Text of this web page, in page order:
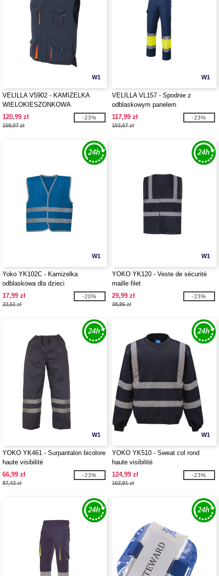
W1
VELILLA V5902 - KAMIZELKA
WIELOKIESZONKOWA
DWUKOLOROWA PIKOWANA
120,99 zł
158,07 zł
-23%
W1
VELILLA VL157 - Spodnie z
odblaskowym panelem
117,99 zł
153,67 zł
-23%
W1
Yoko YK102C - Kamizelka
odblaskowa dla dzieci
17,99 zł
22,51 zł
-20%
W1
YOKO YK120 - Veste de sécurité
maille filet
29,99 zł
38,85 zł
-23%
W1
YOKO YK461 - Surpantalon bicolore
haute visibilité
66,99 zł
87,43 zł
-23%
W1
YOKO YK510 - Sweat col rond
haute visibilité
124,99 zł
162,91 zł
-23%